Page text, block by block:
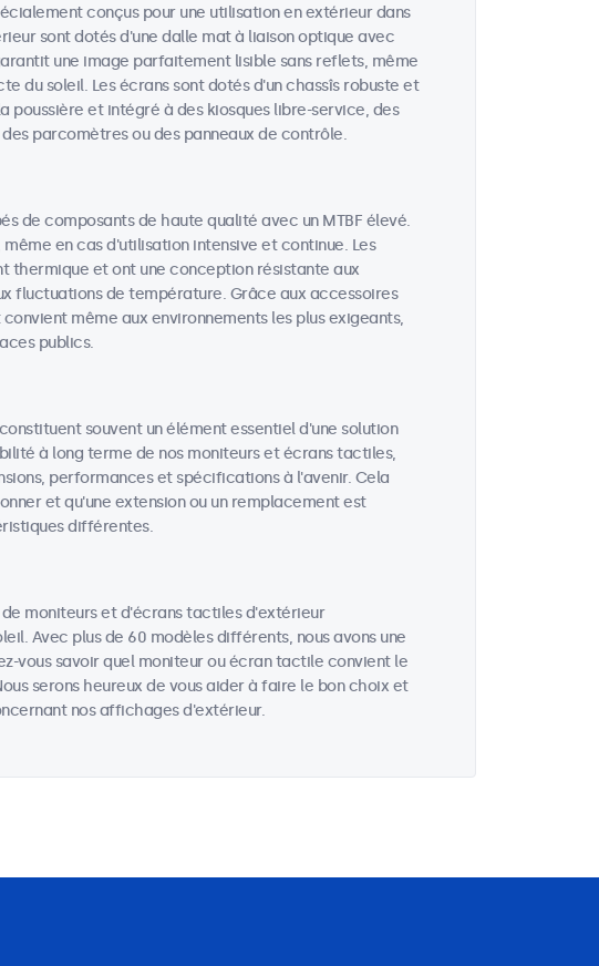
conçus pour une utilisation en extérieur dans
sont dotés d'une dalle mat à liaison optique avec
une image parfaitement lisible sans reflets, même
du soleil. Les écrans sont dotés d'un chassîs robuste et
et intégré à des kiosques libre-service, des
parcomètres ou des panneaux de contrôle.
de composants de haute qualité avec un MTBF élevé.
en cas d'utilisation intensive et continue. Les
thermique et ont une conception résistante aux
fluctuations de température. Grâce aux accessoires
même aux environnements les plus exigeants,
publics.
souvent un élément essentiel d'une solution
à long terme de nos moniteurs et écrans tactiles,
performances et spécifications à l'avenir. Cela
et qu'une extension ou un remplacement est
différentes.
moniteurs et d'écrans tactiles d'extérieur
Avec plus de 60 modèles différents, nous avons une
vous savoir quel moniteur ou écran tactile convient le
serons heureux de vous aider à faire le bon choix et
nos affichages d'extérieur.